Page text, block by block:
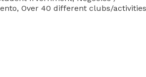
Over 40 different clubs/